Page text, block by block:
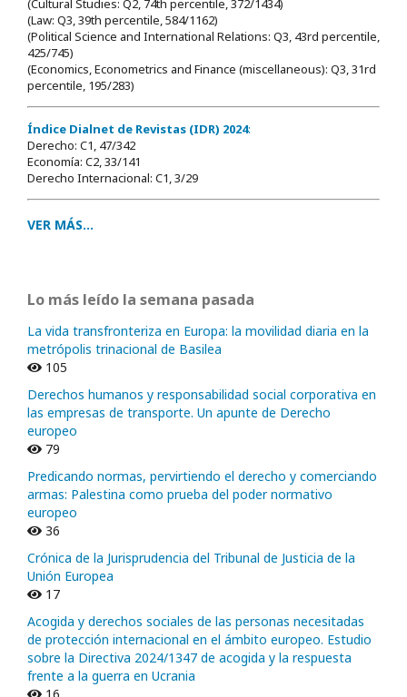
(Cultural Studies: Q2, 74th percentile, 372/1434)
(Law: Q3, 39th percentile, 584/1162)
(Political Science and International Relations: Q3, 43rd percentile,
425/745)
(Economics, Econometrics and Finance (miscellaneous): Q3, 31rd
percentile, 195/283)
Índice Dialnet de Revistas (IDR) 2024:
Derecho: C1, 47/342
Economía: C2, 33/141
Derecho Internacional: C1, 3/29
VER MÁS...
Lo más leído la semana pasada
La vida transfronteriza en Europa: la movilidad diaria en la
metrópolis trinacional de Basilea
105
Derechos humanos y responsabilidad social corporativa en
las empresas de transporte. Un apunte de Derecho
europeo
79
Predicando normas, pervirtiendo el derecho y comerciando
armas: Palestina como prueba del poder normativo
europeo
36
Crónica de la Jurisprudencia del Tribunal de Justicia de la
Unión Europea
17
Acogida y derechos sociales de las personas necesitadas
de protección internacional en el ámbito europeo. Estudio
sobre la Directiva 2024/1347 de acogida y la respuesta
frente a la guerra en Ucrania